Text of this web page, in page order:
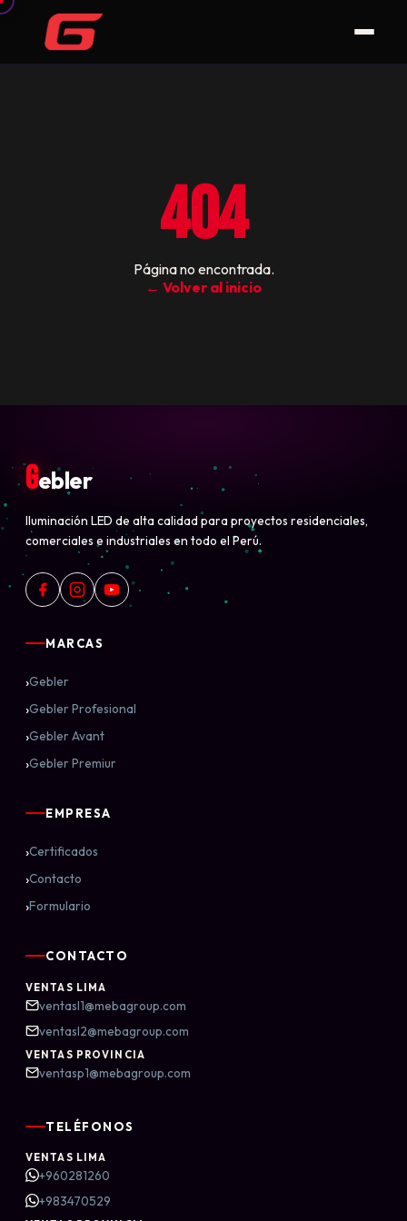
404
Página no encontrada.
← Volver al inicio
Gebler
Iluminación LED de alta calidad para proyectos residenciales,
comerciales e industriales en todo el Perú.
MARCAS
›Gebler
›Gebler Profesional
›Gebler Avant
›Gebler Premiur
EMPRESA
›Certificados
›Contacto
›Formulario
CONTACTO
VENTAS LIMA
ventasl1@mebagroup.com
ventasl2@mebagroup.com
VENTAS PROVINCIA
ventasp1@mebagroup.com
TELÉFONOS
VENTAS LIMA
+960281260
+983470529